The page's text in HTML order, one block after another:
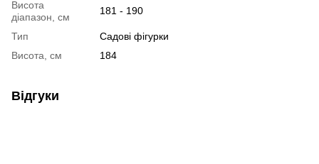
Висота
діапазон, см
181 - 190
Тип
Садові фігурки
Висота, см
184
Відгуки